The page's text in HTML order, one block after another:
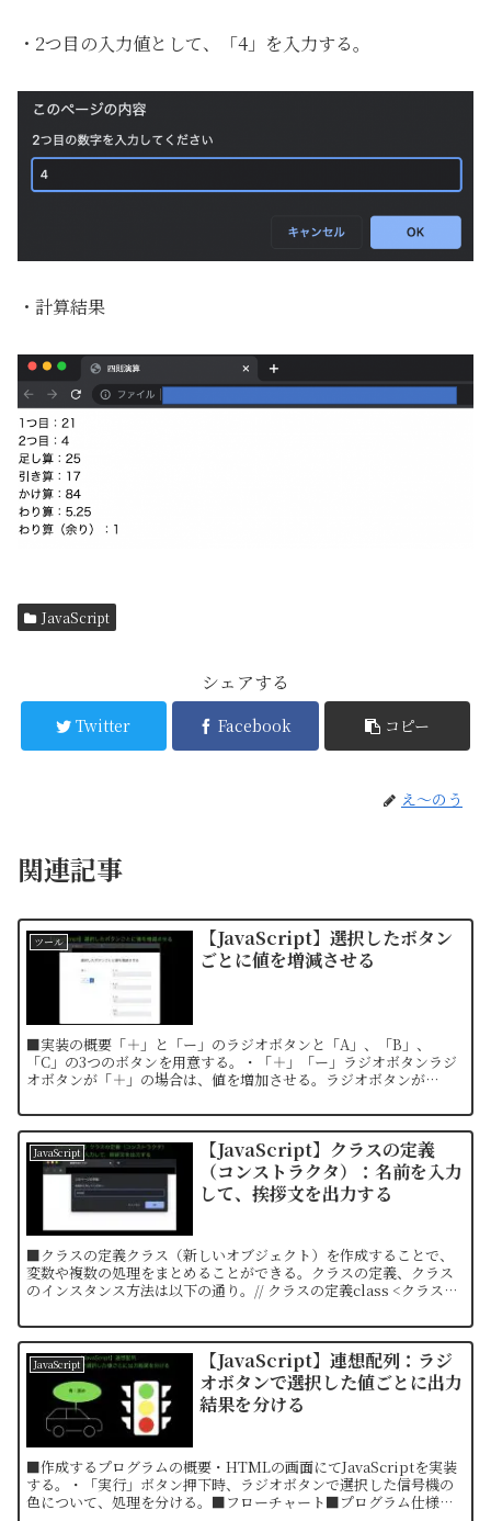
・2つ目の入力値として、「4」を入力する。
・計算結果
JavaScript
シェアする
Twitter Facebook コピー
え〜のう
関連記事
ツール
【JavaScript】選択したボタン
ごとに値を増減させる
■実装の概要「＋」と「ー」のラジオボタンと「A」、「B」、
「C」の3つのボタンを用意する。・「＋」「ー」ラジオボタンラジ
オボタンが「＋」の場合は、値を増加させる。ラジオボタンが
「A」...
JavaScript
【JavaScript】クラスの定義
（コンストラクタ）：名前を入力
して、挨拶文を出力する
■クラスの定義クラス（新しいオブジェクト）を作成することで、
変数や複数の処理をまとめることができる。クラスの定義、クラス
のインスタンス方法は以下の通り。// クラスの定義class <クラス名
JavaScript
【JavaScript】連想配列：ラジ
オボタンで選択した値ごとに出力
結果を分ける
■作成するプログラムの概要・HTMLの画面にてJavaScriptを実装
する。・「実行」ボタン押下時、ラジオボタンで選択した信号機の
色について、処理を分ける。■フローチャート■プログラム仕様処